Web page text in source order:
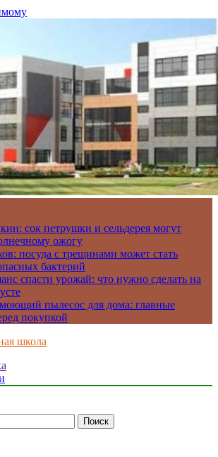
сок петрушки и сельдерея могут
ожогу
посуда с трещинами может стать
бактерий
спасти урожай: что нужно сделать на
пылесос для дома: главные
покупкой
школа